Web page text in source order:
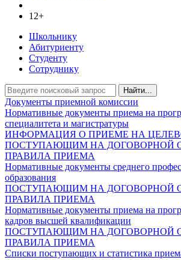
12+
Школьнику
Абитуриенту
Студенту
Сотруднику
Найти...
Документы приемной комиссии
Нормативные документы приема на
специалитета и магистратуры
ИНФОРМАЦИЯ О ПРИЕМЕ НА
ПОСТУПАЮЩИМ НА ДОГОВОРНОЙ
ПРАВИЛА ПРИЕМА
Нормативные документы среднего
образования
ПОСТУПАЮЩИМ НА ДОГОВОРНОЙ
ПРАВИЛА ПРИЕМА
Нормативные документы приема на
кадров высшей квалификации
ПОСТУПАЮЩИМ НА ДОГОВОРНОЙ
ПРАВИЛА ПРИЕМА
Списки поступающих и статистика